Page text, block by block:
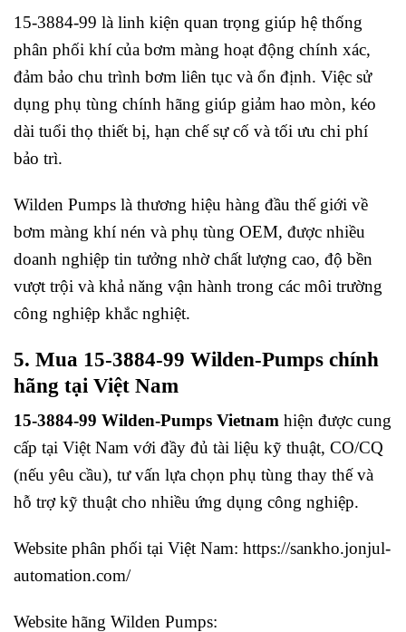
15-3884-99 là linh kiện quan trọng giúp hệ thống
phân phối khí của bơm màng hoạt động chính xác,
đảm bảo chu trình bơm liên tục và ổn định. Việc sử
dụng phụ tùng chính hãng giúp giảm hao mòn, kéo
dài tuổi thọ thiết bị, hạn chế sự cố và tối ưu chi phí
bảo trì.
Wilden Pumps là thương hiệu hàng đầu thế giới về
bơm màng khí nén và phụ tùng OEM, được nhiều
doanh nghiệp tin tưởng nhờ chất lượng cao, độ bền
vượt trội và khả năng vận hành trong các môi trường
công nghiệp khắc nghiệt.
5. Mua 15-3884-99 Wilden-Pumps chính
hãng tại Việt Nam
15-3884-99 Wilden-Pumps Vietnam hiện được cung
cấp tại Việt Nam với đầy đủ tài liệu kỹ thuật, CO/CQ
(nếu yêu cầu), tư vấn lựa chọn phụ tùng thay thế và
hỗ trợ kỹ thuật cho nhiều ứng dụng công nghiệp.
Website phân phối tại Việt Nam: https://sankho.jonjul-
automation.com/
Website hãng Wilden Pumps: